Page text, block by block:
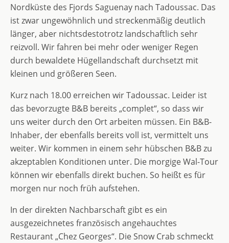
Nordküste des Fjords Saguenay nach Tadoussac. Das
ist zwar ungewöhnlich und streckenmäßig deutlich
länger, aber nichtsdestotrotz landschaftlich sehr
reizvoll. Wir fahren bei mehr oder weniger Regen
durch bewaldete Hügellandschaft durchsetzt mit
kleinen und größeren Seen.
Kurz nach 18.00 erreichen wir Tadoussac. Leider ist
das bevorzugte B&B bereits „complet“, so dass wir
uns weiter durch den Ort arbeiten müssen. Ein B&B-
Inhaber, der ebenfalls bereits voll ist, vermittelt uns
weiter. Wir kommen in einem sehr hübschen B&B zu
akzeptablen Konditionen unter. Die morgige Wal-Tour
können wir ebenfalls direkt buchen. So heißt es für
morgen nur noch früh aufstehen.
In der direkten Nachbarschaft gibt es ein
ausgezeichnetes französisch angehauchtes
Restaurant „Chez Georges“. Die Snow Crab schmeckt